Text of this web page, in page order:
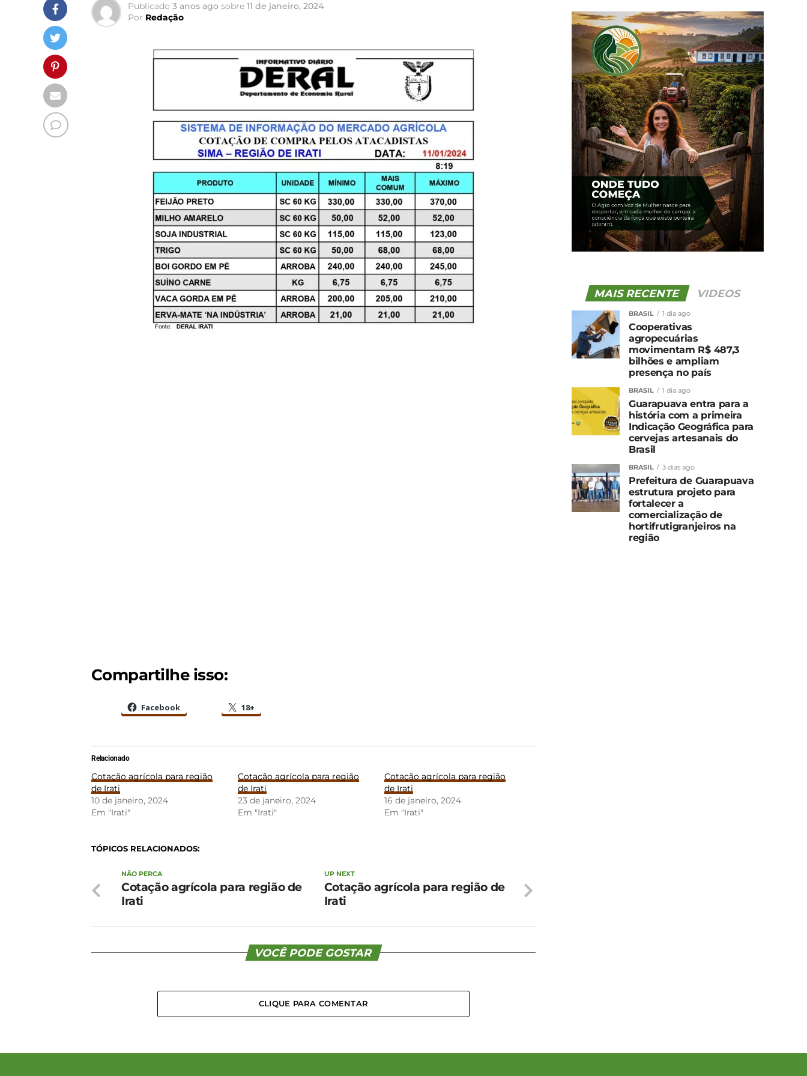
Publicado 3 anos ago sobre 11 de janeiro, 2024
Por Redação
Compartilhe isso:
Facebook 18+
Relacionado
Cotação agrícola para região
de Irati
10 de janeiro, 2024
Em "Irati"
Cotação agrícola para região
de Irati
23 de janeiro, 2024
Em "Irati"
Cotação agrícola para região
de Irati
16 de janeiro, 2024
Em "Irati"
TÓPICOS RELACIONADOS:
UP NEXT
Cotação agrícola para região de
Irati
NÃO PERCA
Cotação agrícola para região de
Irati
VOCÊ PODE GOSTAR
CLIQUE PARA COMENTAR
MAIS RECENTE VIDEOS
BRASIL 1 dia ago
Cooperativas
agropecuárias
movimentam R$ 487,3
bilhões e ampliam
presença no país
BRASIL 1 dia ago
Guarapuava entra para a
história com a primeira
Indicação Geográfica para
cervejas artesanais do
Brasil
BRASIL 3 dias ago
Prefeitura de Guarapuava
estrutura projeto para
fortalecer a
comercialização de
hortifrutigranjeiros na
região